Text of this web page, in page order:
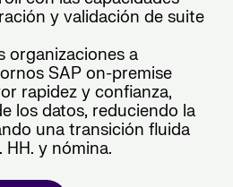
y validación de suite
organizaciones a
SAP on-premise
rapidez y confianza,
los datos, reduciendo la
una transición fluida
HH. y nómina.